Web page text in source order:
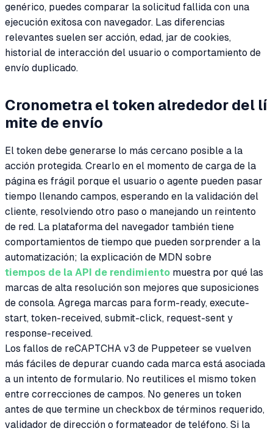
genérico, puedes comparar la solicitud fallida con una
ejecución exitosa con navegador. Las diferencias
relevantes suelen ser acción, edad, jar de cookies,
historial de interacción del usuario o comportamiento de
envío duplicado.
Cronometra el token alrededor del lí
mite de envío
El token debe generarse lo más cercano posible a la
acción protegida. Crearlo en el momento de carga de la
página es frágil porque el usuario o agente pueden pasar
tiempo llenando campos, esperando en la validación del
cliente, resolviendo otro paso o manejando un reintento
de red. La plataforma del navegador también tiene
comportamientos de tiempo que pueden sorprender a la
automatización; la explicación de MDN sobre
tiempos de la API de rendimiento muestra por qué las
marcas de alta resolución son mejores que suposiciones
de consola. Agrega marcas para form-ready, execute-
start, token-received, submit-click, request-sent y
response-received.
Los fallos de reCAPTCHA v3 de Puppeteer se vuelven
más fáciles de depurar cuando cada marca está asociada
a un intento de formulario. No reutilices el mismo token
entre correcciones de campos. No generes un token
antes de que termine un checkbox de términos requerido,
validador de dirección o formateador de teléfono. Si la